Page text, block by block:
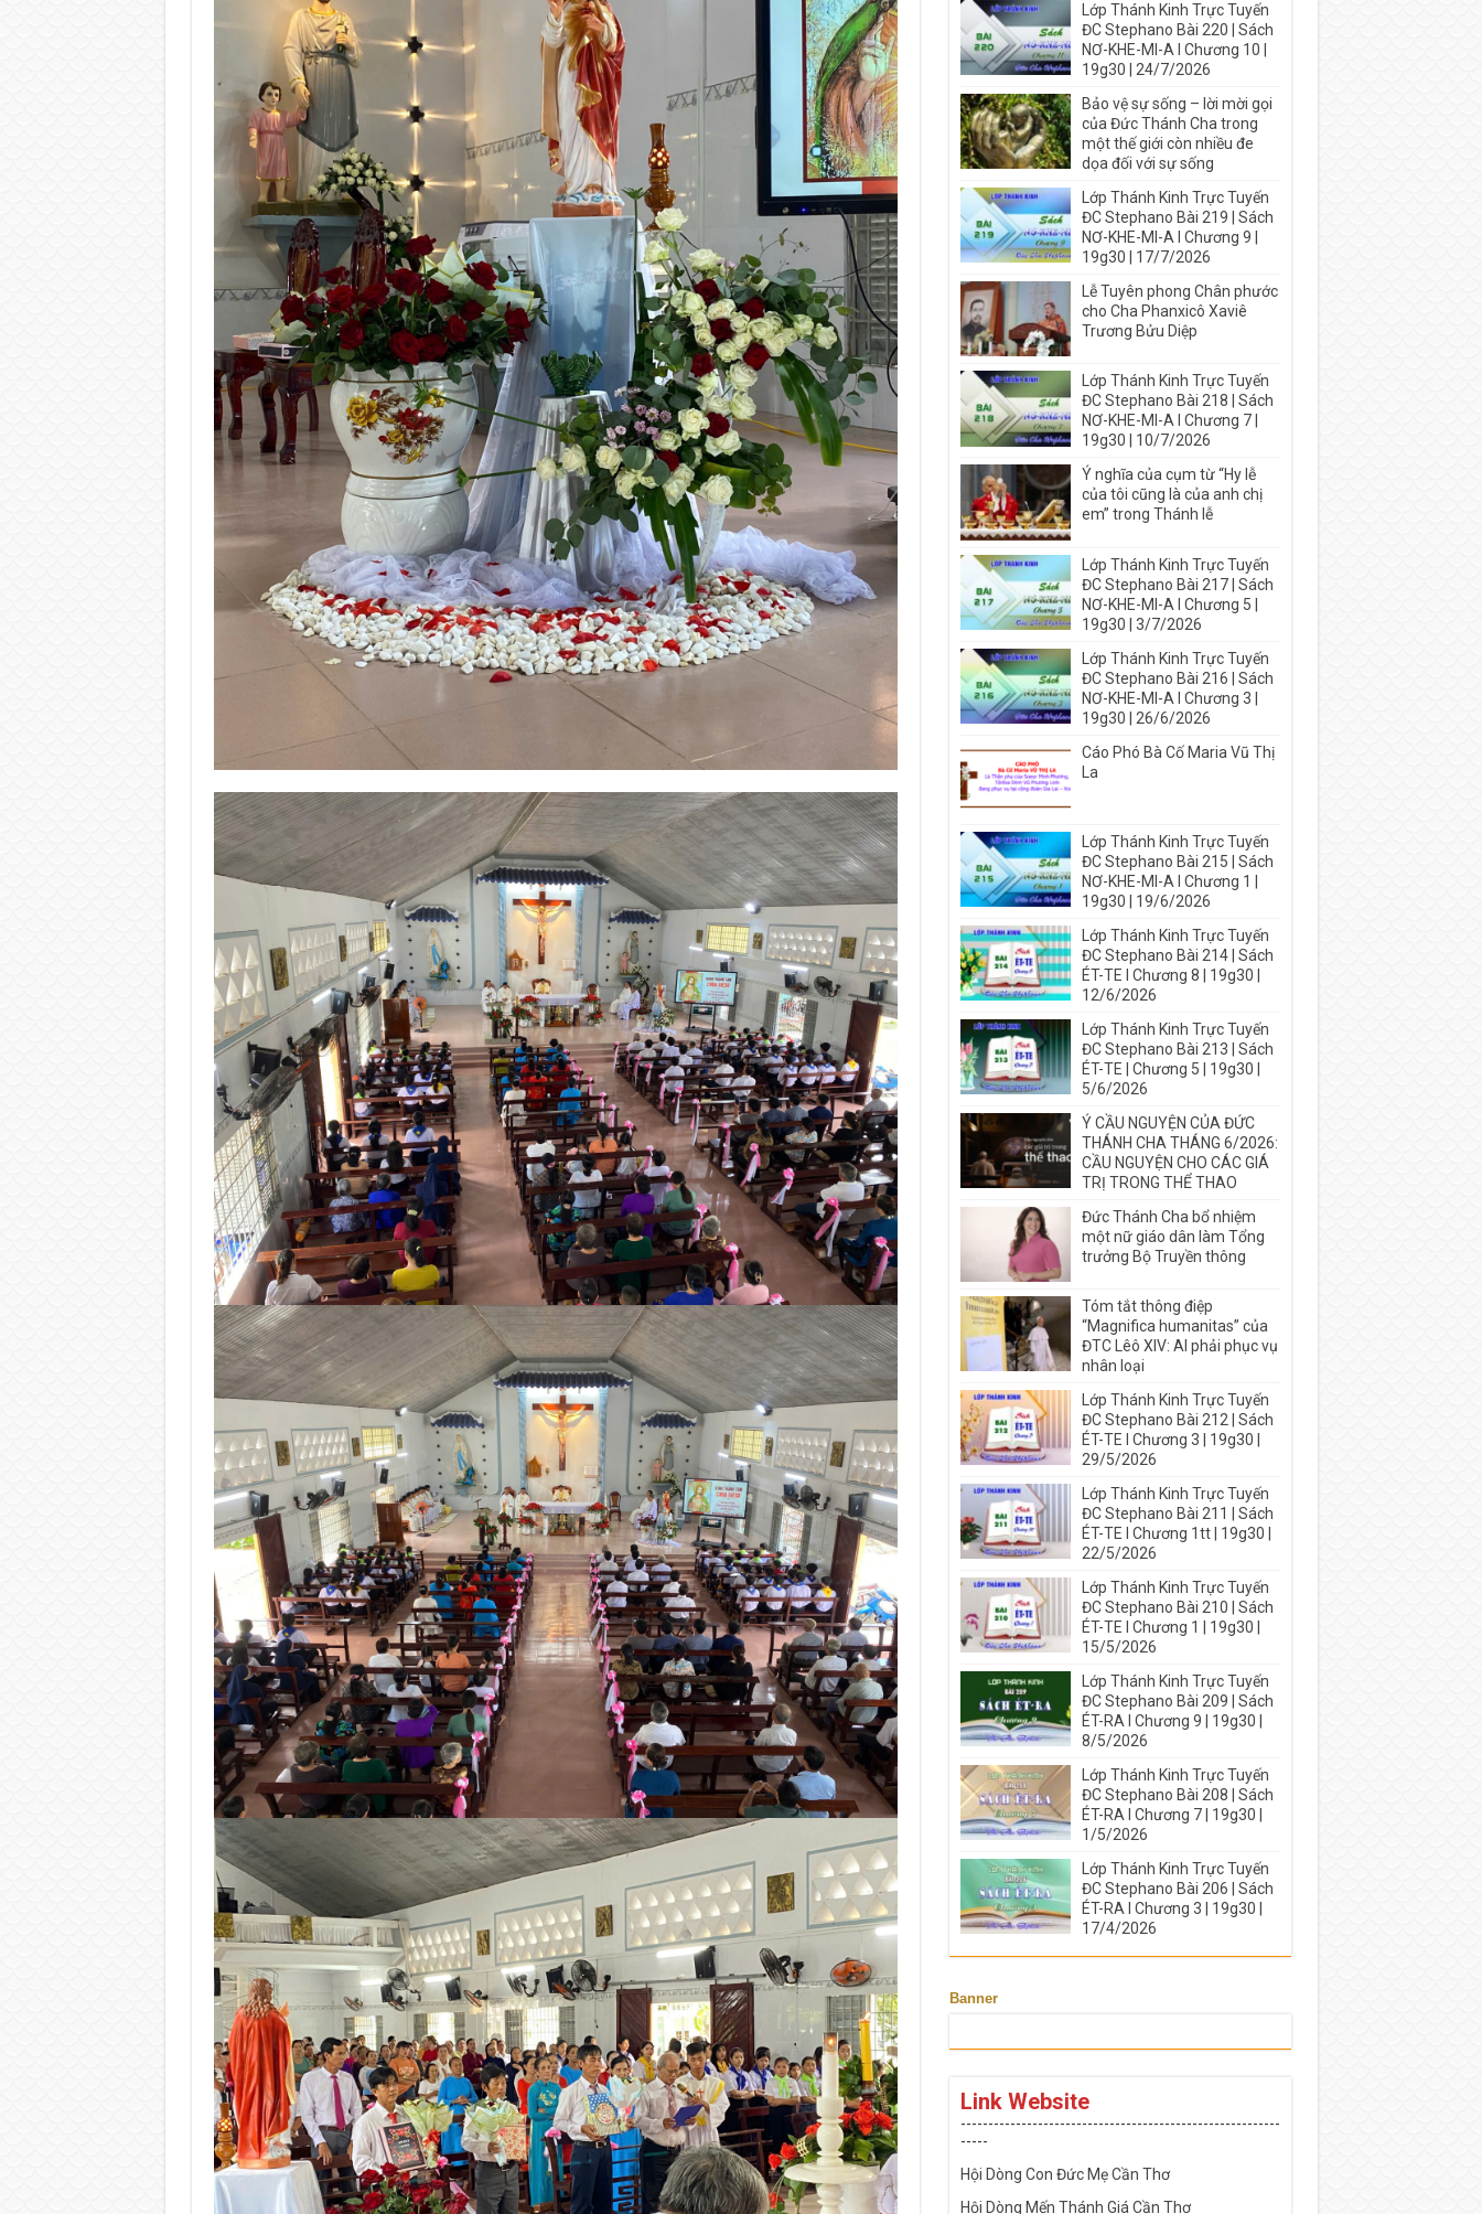
Lớp Thánh Kinh Trực Tuyến
ĐC Stephano Bài 220 | Sách
NƠ-KHE-MI-A I Chương 10 |
19g30 | 24/7/2026
Bảo vệ sự sống – lời mời gọi
của Đức Thánh Cha trong
một thế giới còn nhiều đe
dọa đối với sự sống
Lớp Thánh Kinh Trực Tuyến
ĐC Stephano Bài 219 | Sách
NƠ-KHE-MI-A I Chương 9 |
19g30 | 17/7/2026
Lễ Tuyên phong Chân phước
cho Cha Phanxicô Xaviê
Trương Bửu Diệp
Lớp Thánh Kinh Trực Tuyến
ĐC Stephano Bài 218 | Sách
NƠ-KHE-MI-A I Chương 7 |
19g30 | 10/7/2026
Ý nghĩa của cụm từ “Hy lễ
của tôi cũng là của anh chị
em” trong Thánh lễ
Lớp Thánh Kinh Trực Tuyến
ĐC Stephano Bài 217 | Sách
NƠ-KHE-MI-A I Chương 5 |
19g30 | 3/7/2026
Lớp Thánh Kinh Trực Tuyến
ĐC Stephano Bài 216 | Sách
NƠ-KHE-MI-A I Chương 3 |
19g30 | 26/6/2026
Cáo Phó Bà Cố Maria Vũ Thị
La
Lớp Thánh Kinh Trực Tuyến
ĐC Stephano Bài 215 | Sách
NƠ-KHE-MI-A I Chương 1 |
19g30 | 19/6/2026
Lớp Thánh Kinh Trực Tuyến
ĐC Stephano Bài 214 | Sách
ÉT-TE I Chương 8 | 19g30 |
12/6/2026
Lớp Thánh Kinh Trực Tuyến
ĐC Stephano Bài 213 | Sách
ÉT-TE | Chương 5 | 19g30 |
5/6/2026
Ý CẦU NGUYỆN CỦA ĐỨC
THÁNH CHA THÁNG 6/2026:
CẦU NGUYỆN CHO CÁC GIÁ
TRỊ TRONG THỂ THAO
Đức Thánh Cha bổ nhiệm
một nữ giáo dân làm Tổng
trưởng Bộ Truyền thông
Tóm tắt thông điệp
“Magnifica humanitas” của
ĐTC Lêô XIV: AI phải phục vụ
nhân loại
Lớp Thánh Kinh Trực Tuyến
ĐC Stephano Bài 212 | Sách
ÉT-TE I Chương 3 | 19g30 |
29/5/2026
Lớp Thánh Kinh Trực Tuyến
ĐC Stephano Bài 211 | Sách
ÉT-TE I Chương 1tt | 19g30 |
22/5/2026
Lớp Thánh Kinh Trực Tuyến
ĐC Stephano Bài 210 | Sách
ÉT-TE I Chương 1 | 19g30 |
15/5/2026
Lớp Thánh Kinh Trực Tuyến
ĐC Stephano Bài 209 | Sách
ÉT-RA I Chương 9 | 19g30 |
8/5/2026
Lớp Thánh Kinh Trực Tuyến
ĐC Stephano Bài 208 | Sách
ÉT-RA I Chương 7 | 19g30 |
1/5/2026
Lớp Thánh Kinh Trực Tuyến
ĐC Stephano Bài 206 | Sách
ÉT-RA I Chương 3 | 19g30 |
17/4/2026
Banner
Link Website
----------------------------------------------------------
-----
Hội Dòng Con Đức Mẹ Cần Thơ
Hội Dòng Mến Thánh Giá Cần Thơ